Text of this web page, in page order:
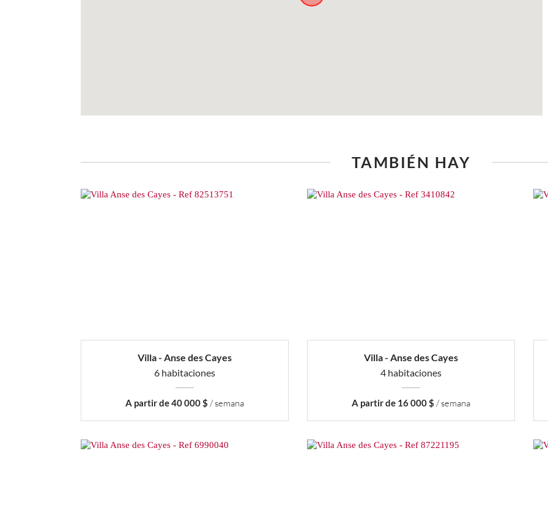
TAMBIÉN HAY
Villa - Anse des Cayes
6 habitaciones
A partir de 40 000 $ / semana
Villa - Anse des Cayes
4 habitaciones
A partir de 16 000 $ / semana